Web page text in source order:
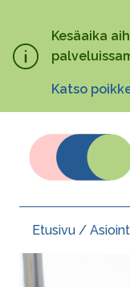
pääsisältöönKesäaika
Katso
Murupolku
Etusivu